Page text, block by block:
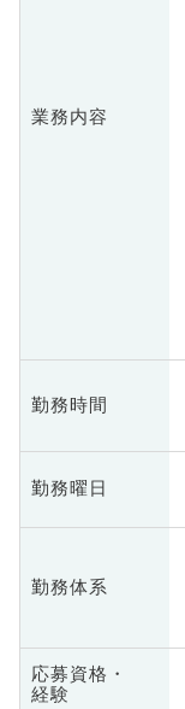
業務内容
勤務時間
勤務曜日
勤務体系
応募資格・
経験